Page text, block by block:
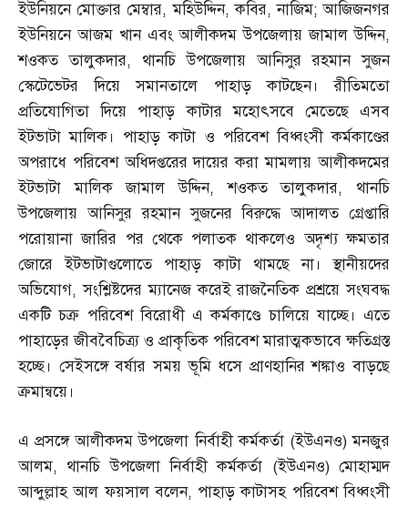
ইউনিয়নে মোক্তার মেম্বার,মহিউদ্দিন,কবির,নাজিম;আজিজনগর
ইউনিয়নে আজম খান এবং আলীকদম উপজেলায় জামাল উদ্দিন,
শওকত তালুকদার, থানচি উপজেলায় আনিসুর রহমান সুজন
স্কেটেভেটর দিয়ে সমানতালে পাহাড় কাটছেন। রীতিমতো
প্রতিযোগিতা দিয়ে পাহাড় কাটার মহোৎসবে মেতেছে এসব
ইটভাটা মালিক। পাহাড় কাটা ও পরিবেশ বিধ্বংসী কর্মকাণ্ডের
অপরাধে পরিবেশ অধিদপ্তরের দায়ের করা মামলায় আলীকদমের
ইটভাটা মালিক জামাল উদ্দিন,শওকত তালুকদার,থানচি
উপজেলায় আনিসুর রহমান সুজনের বিরুদ্ধে আদালত গ্রেপ্তারি
পরোয়ানা জারির পর থেকে পলাতক থাকলেও অদৃশ্য ক্ষমতার
জোরে ইটভাটাগুলোতে পাহাড় কাটা থামছে না। স্থানীয়দের
অভিযোগ,সংশ্লিষ্টদের ম্যানেজ করেই রাজনৈতিক প্রশ্রয়ে সংঘবদ্ধ
একটি চক্র পরিবেশ বিরোধী এ কর্মকাণ্ডে চালিয়ে যাচ্ছে। এতে
পাহাড়ের জীববৈচিত্র্য ও প্রাকৃতিক পরিবেশ মারাত্মকভাবে ক্ষতিগ্রস্ত
হচ্ছে। সেইসঙ্গে বর্ষার সময় ভূমি ধসে প্রাণহানির শঙ্কাও বাড়ছে
ক্রমান্বয়ে।
এ প্রসঙ্গে আলীকদম উপজেলা নির্বাহী কর্মকর্তা (ইউএনও)মনজুর
আলম,থানচি উপজেলা নির্বাহী কর্মকর্তা (ইউএনও)মোহাম্মদ
আব্দুল্লাহ আল ফয়সাল বলেন, পাহাড় কাটাসহ পরিবেশ বিধ্বংসী